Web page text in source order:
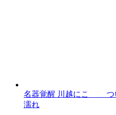
名器覚醒 川越にこ つ
濡れ